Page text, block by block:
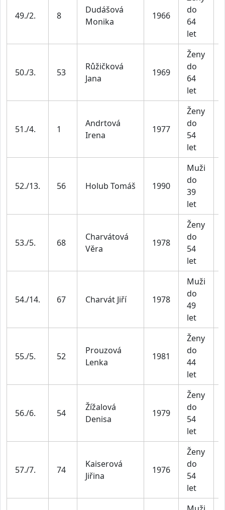
49./2. 8
Dudášová
Monika
1966
do
64
let
50./3. 53
Růžičková
Jana
1969
Ženy
do
64
let
51./4. 1
Andrtová
Irena
1977
Ženy
do
54
let
52./13. 56 Holub Tomáš 1990
Muži
do
39
let
53./5. 68
Charvátová
Věra
1978
Ženy
do
54
let
54./14. 67 Charvát Jiří 1978
Muži
do
49
let
55./5. 52
Prouzová
Lenka
1981
Ženy
do
44
let
56./6. 54
Žížalová
Denisa
1979
Ženy
do
54
let
57./7. 74
Kaiserová
Jiřina
1976
Ženy
do
54
let